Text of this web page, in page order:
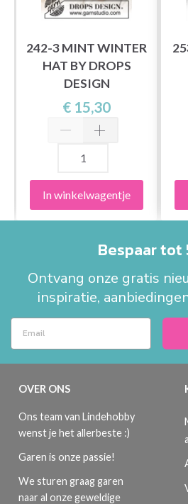
242-3 MINT WINTER
HAT BY DROPS
DESIGN
€ 15,30
In winkelwagentje
Bespaar tot
Ontvang onze gratis
inspiratie,
OVER ONS
Ons team van Lindehobby
wenst je het allerbeste :)
Garen is onze passie!
We sturen graag garen
naar al onze geweldige